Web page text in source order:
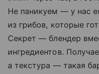
Не паникуем — у нас
из грибов, которые
Секрет — блендер
ингредиентов.
а текстура — такая